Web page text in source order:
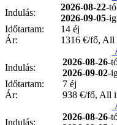
Indulás:
2026-08-22-
2026-09-05-ig
Időtartam:
14 éj
Ár:
1316 €/fő, All
Indulás:
2026-08-26-
2026-09-02-
Időtartam:
7 éj
Ár:
938 €/fő, All
Indulás:
2026-08-26-